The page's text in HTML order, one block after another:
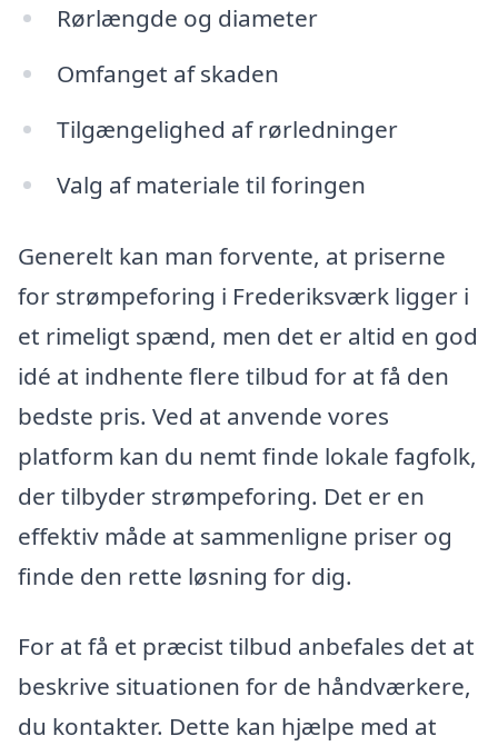
Rørlængde og diameter
Omfanget af skaden
Tilgængelighed af rørledninger
Valg af materiale til foringen
Generelt kan man forvente, at priserne
for strømpeforing i Frederiksværk ligger i
et rimeligt spænd, men det er altid en god
idé at indhente flere tilbud for at få den
bedste pris. Ved at anvende vores
platform kan du nemt finde lokale fagfolk,
der tilbyder strømpeforing. Det er en
effektiv måde at sammenligne priser og
finde den rette løsning for dig.
For at få et præcist tilbud anbefales det at
beskrive situationen for de håndværkere,
du kontakter. Dette kan hjælpe med at